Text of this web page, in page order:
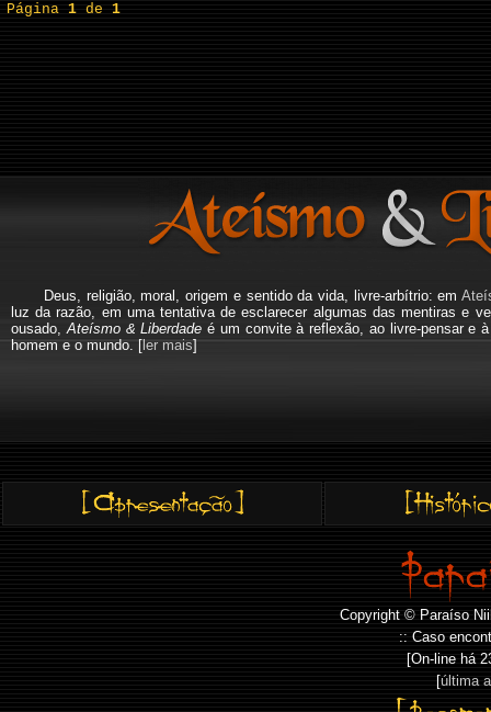
Página1 de1
Deus, religião, moral, origem e sentido da vida, livre-arbítrio: em
luz da razão, em uma tentativa de esclarecer algumas das mentiras e
ousado, Ateísmo & Liberdade é um convite à reflexão, ao livre-pensar e
homem e o mundo. [ler mais]
Copyright © Paraíso
:: Caso
[On-line há
[última